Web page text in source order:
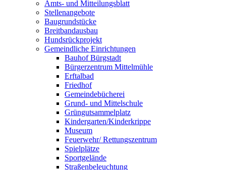
Amts- und Mitteilungsblatt
Stellenangebote
Baugrundstücke
Breitbandausbau
Hundsrückprojekt
Gemeindliche Einrichtungen
Bauhof Bürgstadt
Bürgerzentrum Mittelmühle
Erftalbad
Friedhof
Gemeindebücherei
Grund- und Mittelschule
Grüngutsammelplatz
Kindergarten/Kinderkrippe
Museum
Feuerwehr/ Rettungszentrum
Spielplätze
Sportgelände
Straßenbeleuchtung